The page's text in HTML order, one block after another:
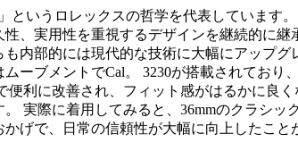
いうロレックスの哲学を代表しています
、実用性を重視するデザインを継続的に継
内部的には現代的な技術に大幅にアップグ
ーブメントでCal。 3230が搭載されてお
利に改善され、フィット感がはるかに良
実際に着用してみると、36mmのクラシ
げで、日常の信頼性が大幅に向上したこ